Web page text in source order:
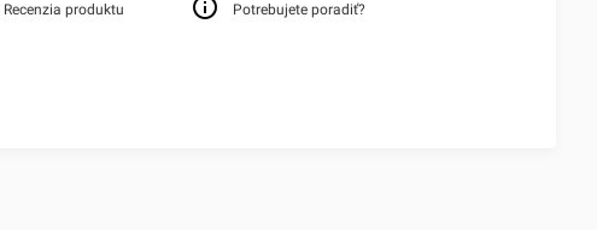
Recenzia produktu Potrebujete poradiť?